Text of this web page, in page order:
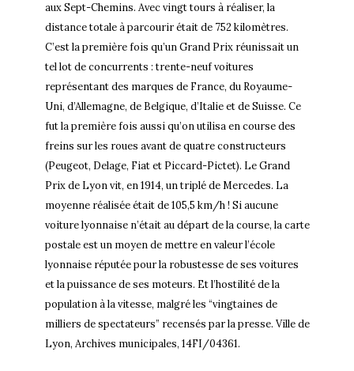
aux Sept-Chemins. Avec vingt tours à réaliser, la
distance totale à parcourir était de 752 kilomètres.
C’est la première fois qu’un Grand Prix réunissait un
tel lot de concurrents : trente-neuf voitures
représentant des marques de France, du Royaume-
Uni, d’Allemagne, de Belgique, d’Italie et de Suisse. Ce
fut la première fois aussi qu’on utilisa en course des
freins sur les roues avant de quatre constructeurs
(Peugeot, Delage, Fiat et Piccard-Pictet). Le Grand
Prix de Lyon vit, en 1914, un triplé de Mercedes. La
moyenne réalisée était de 105,5 km/h ! Si aucune
voiture lyonnaise n’était au départ de la course, la carte
postale est un moyen de mettre en valeur l’école
lyonnaise réputée pour la robustesse de ses voitures
et la puissance de ses moteurs. Et l’hostilité de la
population à la vitesse, malgré les “vingtaines de
milliers de spectateurs” recensés par la presse. Ville de
Lyon, Archives municipales, 14FI/04361.